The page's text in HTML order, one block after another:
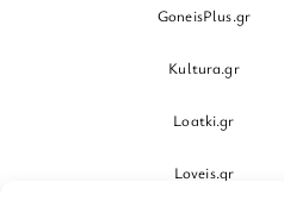
GoneisPlus.gr
Kultura.gr
Loatki.gr
Loveis.gr